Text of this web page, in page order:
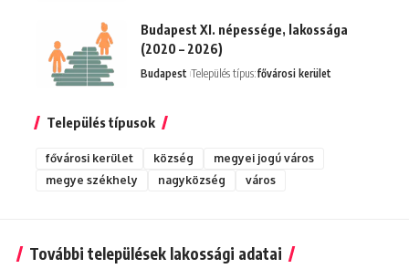
Budapest XI. népessége, lakossága
(2020 – 2026)
Budapest Település típus:fővárosi kerület
Település típusok
fővárosi kerület község
megyei jogú város
megye székhely
nagyközség város
További települések lakossági adatai